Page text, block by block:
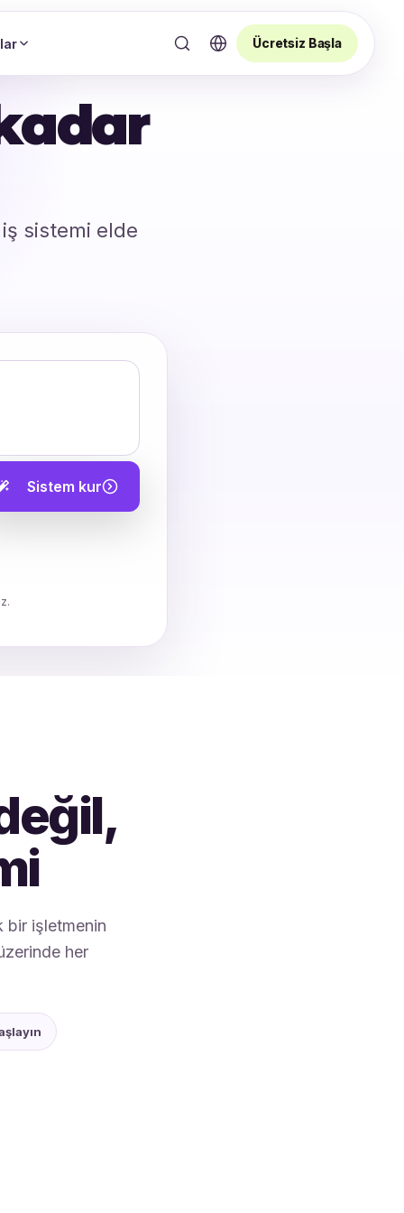
Ücretsiz Başla
sistemi elde
Sistem kur
bir işletmenin
her